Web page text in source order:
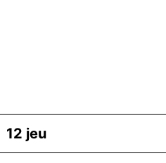
12 jeu